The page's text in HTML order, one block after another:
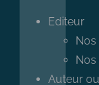
Editeur
Nos
Auteur